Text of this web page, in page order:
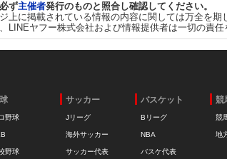
ず主催者発行のものと照合し確認してください。
上に掲載されている情報の内容に関しては万全を
LINEヤフー株式会社および情報提供者は一切の責任
野球
野球
サッカー
Jリーグ
海外サッカー
サッカー代表
バスケット
Bリーグ
NBA
バスケ代表
競
競
地